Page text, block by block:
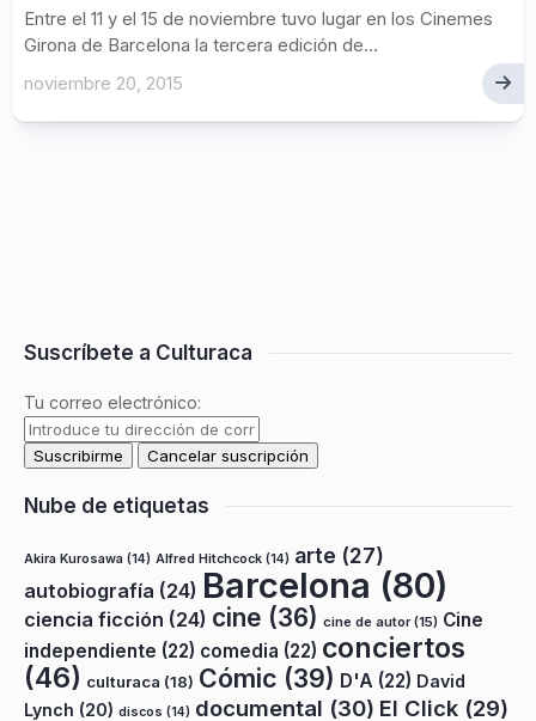
Entre el 11 y el 15 de noviembre tuvo lugar en los Cinemes
Girona de Barcelona la tercera edición de...
noviembre 20, 2015
Suscríbete a Culturaca
Tu correo electrónico:
Nube de etiquetas
Akira Kurosawa (14) Alfred Hitchcock (14) arte (27)
autobiografía (24) Barcelona (80)
ciencia ficción (24) cine (36) cine de autor(15) Cine
independiente (22) comedia (22) conciertos
(46) culturaca (18) Cómic (39) D'A (22) David
Lynch (20) discos (14) documental (30) El Click (29)